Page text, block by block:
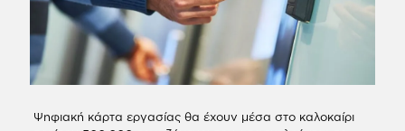
Ψηφιακή κάρτα εργασίας θα έχουν μέσα στο καλοκαίρι